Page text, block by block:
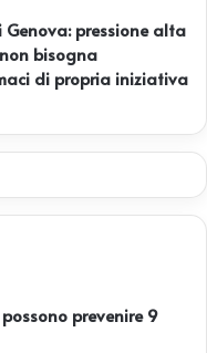
Genova: pressione alta
bisogna
di propria iniziativa
prevenire 9